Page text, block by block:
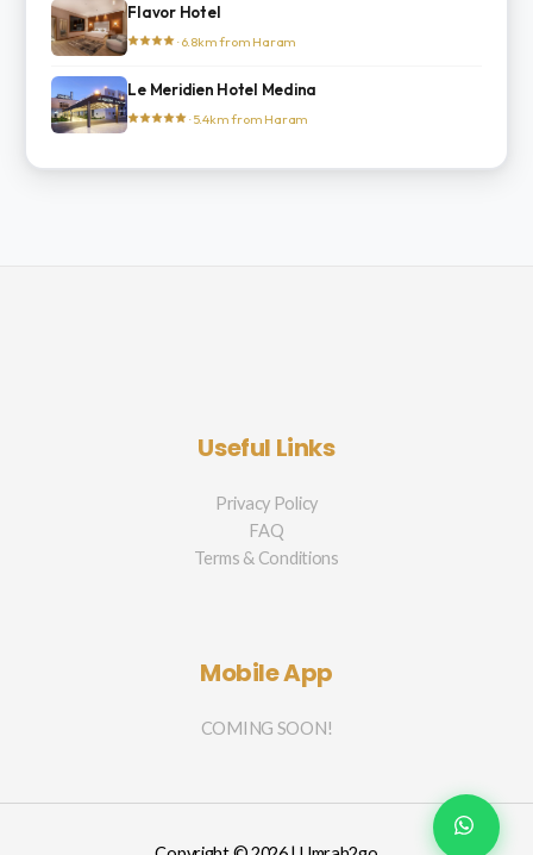
Flavor Hotel
· 6.8km from Haram
Le Meridien Hotel Medina
· 5.4km from Haram
Useful Links
Privacy Policy
FAQ
Terms & Conditions
Mobile App
COMING SOON!